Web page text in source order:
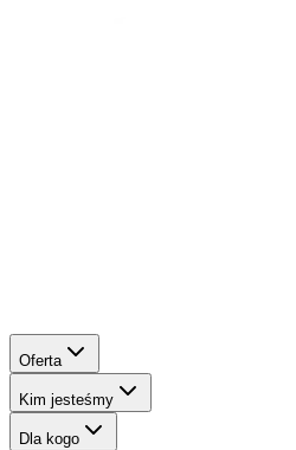
Oferta
Kim jesteśmy
Dla kogo